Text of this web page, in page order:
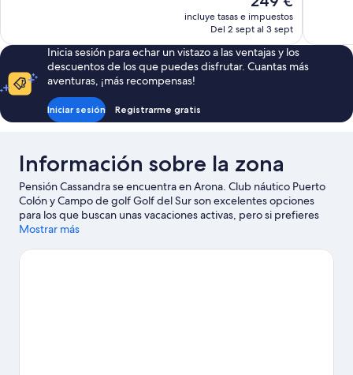
precio
actual
de
249 €
incluye tasas e impuestos
Del 2 sept al 3 sept
Inicia sesión para echar un vistazo a las ventajas y los
descuentos de los que puedes disfrutar. Cuantas más
aventuras, ¡más recompensas!
Iniciar sesión Registrarme gratis
Información sobre la zona
Pensión Cassandra se encuentra en Arona. Club náutico Puerto
Colón y Campo de golf Golf del Sur son excelentes opciones
para los que buscan unas vacaciones activas, pero si prefieres
sumergirte en la naturaleza, Playa de Las Vistas y Playa de las
evento especial? Puedes buscar el calendario de Magma Arte &
Mostrar más